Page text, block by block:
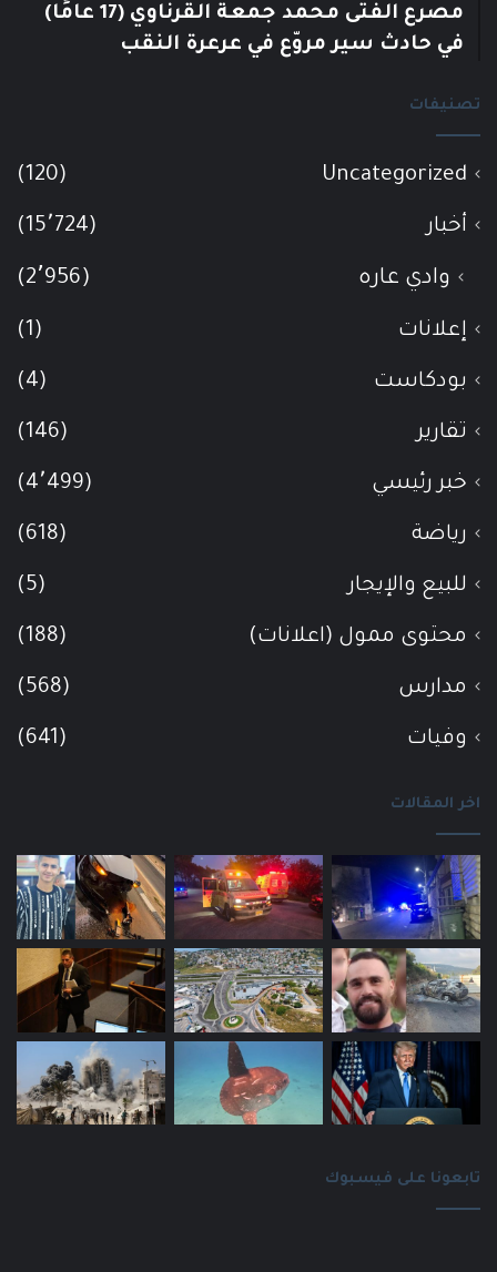
مصرع الفتى محمد جمعة القرناوي (17 عامًا)
في حادث سير مروّع في عرعرة النقب
تصنيفات
Uncategorized
(120)
أخبار (15٬724)
وادي عاره (2٬956)
إعلانات (1)
بودكاست (4)
تقارير (146)
خبر رئيسي (4٬499)
رياضة (618)
للبيع والإيجار (5)
محتوى ممول (اعلانات) (188)
مدارس (568)
وفيات (641)
اخر المقالات
تابعونا على فيسبوك